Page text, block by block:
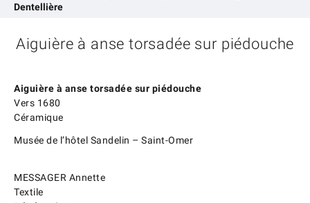
Dentellière
Aiguière à anse torsadée sur piédouche
Aiguière à anse torsadée sur piédouche
Vers 1680
Céramique
Musée de l’hôtel Sandelin – Saint-Omer
MESSAGER Annette
Textile